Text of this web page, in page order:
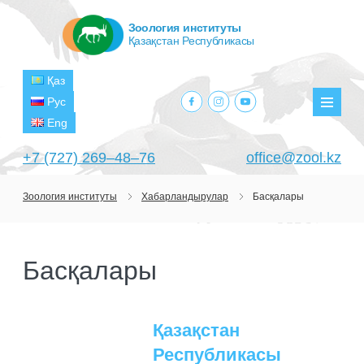
+7 (727) 269‒48‒76 office@zool.kz
Қаз
Рус
Eng
facebook.com
instagram.com
youtube.com
Зоология институты
Қазақстан Республикасы
МАҚСАТТАРЫ МЕН МІНДЕТТЕРІ
БӨЛІМШЕЛЕР
ТЕРОЛОГИЯ ЗЕРТХАНАСЫ
ҒЫЛЫМИ-ЗЕРТТЕУ ОРТАЛЫҚТАРЫ
АҒЫМДАҒЫ ЖОБАЛАР
Зоология институты Хабарландырулар Басқалары
Басқалары
Қазақстан
Республикасы